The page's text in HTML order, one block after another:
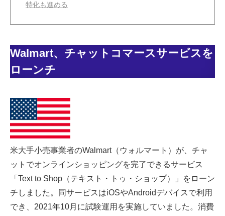
特化も進める
Walmart、チャットコマースサービスを
ローンチ
米大手小売事業者のWalmart（ウォルマート）が、チャ
ットでオンラインショッピングを完了できるサービス
「Text to Shop（テキスト・トゥ・ショップ）」をローン
チしました。同サービスはiOSやAndroidデバイスで利用
でき、2021年10月に試験運用を実施していました。消費